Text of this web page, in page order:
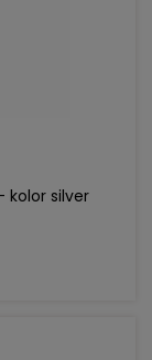
kolor silver